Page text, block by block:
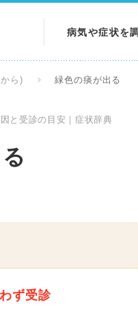
病気や症状を
ら) 緑色の痰が出る
と受診の目安｜症状辞典
ず受診